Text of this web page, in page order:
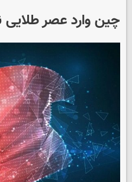
چین وارد عصر